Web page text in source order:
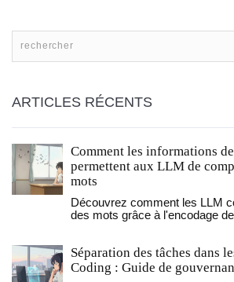
ARTICLES RÉCENTS
Comment les informations
permettent aux LLM de
mots
Découvrez comment les LLM
des mots grâce à l'encodage
Séparation des tâches dans
Coding : Guide de